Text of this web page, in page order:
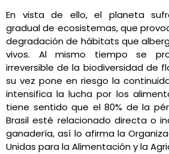
En vista de ello, el planeta
gradual de ecosistemas, que
degradación de hábitats que
vivos. Al mismo tiempo se
irreversible de la biodiversidad de
su vez pone en riesgo la
intensifica la lucha por los
tiene sentido que el 80% de la
Brasil esté relacionado directa o
ganadería, así lo afirma la
Unidas para la Alimentación y la